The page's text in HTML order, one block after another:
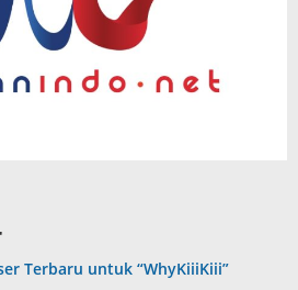
Terbaru untuk “WhyKiiiKiii”